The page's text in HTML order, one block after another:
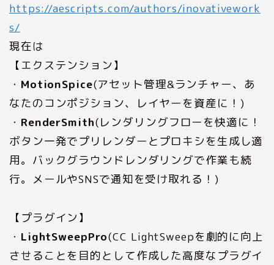
https://aescripts.com/authors/inovativework
s/
現在は
【エクステンション】
・ MotionSpice(アセット管理&ランチャー、あ
なたのコンポジション、レイヤーを資産に！)
・ RenderSmith(レンダリングフローを快適に！
ボタン一発でプリレンダーとプロキシを生成し適
用。バックグラウンドレンダリングで作業も続
行。メールやSNSで通知を受け取れる！)
【プラグイン】
・ LightSweepPro(CC LightSweepを劇的に向上
させることを目的として作成した高度なプラグイ